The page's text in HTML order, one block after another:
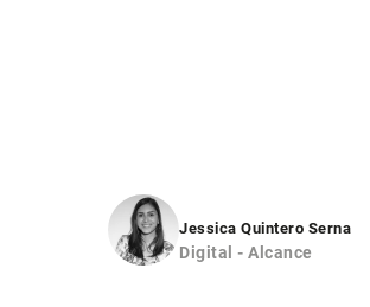
Jessica Quintero Serna
Digital - Alcance